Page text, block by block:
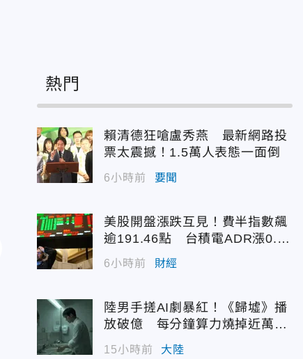
熱門
賴清德狂嗆盧秀燕 最新網路投
票太震撼！1.5萬人表態一面倒
6小時前 要聞
美股開盤漲跌互見！費半指數飆
逾191.46點 台積電ADR漲0.9
3%
6小時前 財經
陸男手搓AI劇暴紅！《歸墟》播
放破億 每分鐘算力燒掉近萬台
15小時前 大陸